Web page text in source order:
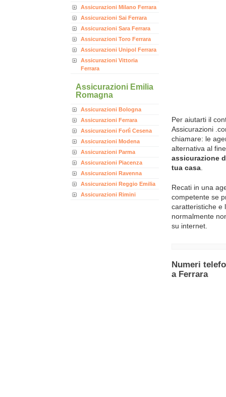
Assicurazioni Milano Ferrara
Assicurazioni Sai Ferrara
Assicurazioni Sara Ferrara
Assicurazioni Toro Ferrara
Assicurazioni Unipol Ferrara
Assicurazioni Vittoria
Ferrara
Assicurazioni Emilia
Romagna
Assicurazioni Bologna
Assicurazioni Ferrara
Assicurazioni Forlì Cesena
Assicurazioni Modena
Assicurazioni Parma
Assicurazioni Piacenza
Assicurazioni Ravenna
Assicurazioni Reggio Emilia
Assicurazioni Rimini
Per aiutarti il
Assicurazioni
chiamare: le
alternativa al
assicurazione
tua casa.
Recati in una
competente se
caratteristiche e
normalmente
su internet.
Numeri
a Ferrara